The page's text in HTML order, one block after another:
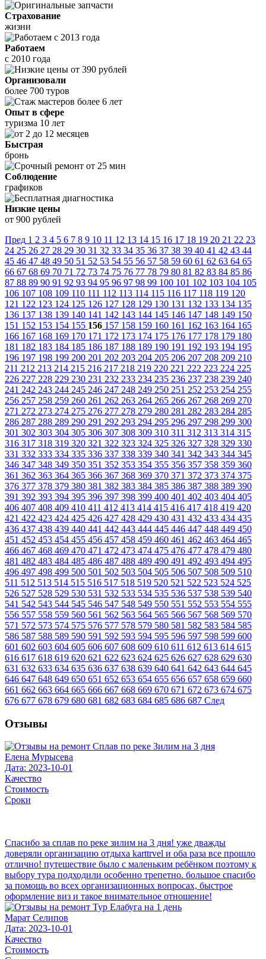
Страхование
жизни
Работаем
с 2010 года
Организовали
более 700 туров
Опыт в сфере
туризма 10 лет
Быстрая
бронь
Соблюдение
графиков
Низкие цены
от 900 рублей
Пред 1 2 3 4 5 6 7 8 9 10 11 12 13 14 15 16 17 18 19 20 21 22 23
24 25 26 27 28 29 30 31 32 33 34 35 36 37 38 39 40 41 42 43 44
45 46 47 48 49 50 51 52 53 54 55 56 57 58 59 60 61 62 63 64 65
66 67 68 69 70 71 72 73 74 75 76 77 78 79 80 81 82 83 84 85 86
87 88 89 90 91 92 93 94 95 96 97 98 99 100 101 102 103 104 105
106 107 108 109 110 111 112 113 114 115 116 117 118 119 120
121 122 123 124 125 126 127 128 129 130 131 132 133 134 135
136 137 138 139 140 141 142 143 144 145 146 147 148 149 150
151 152 153 154 155 156 157 158 159 160 161 162 163 164 165
166 167 168 169 170 171 172 173 174 175 176 177 178 179 180
181 182 183 184 185 186 187 188 189 190 191 192 193 194 195
196 197 198 199 200 201 202 203 204 205 206 207 208 209 210
211 212 213 214 215 216 217 218 219 220 221 222 223 224 225
226 227 228 229 230 231 232 233 234 235 236 237 238 239 240
241 242 243 244 245 246 247 248 249 250 251 252 253 254 255
256 257 258 259 260 261 262 263 264 265 266 267 268 269 270
271 272 273 274 275 276 277 278 279 280 281 282 283 284 285
286 287 288 289 290 291 292 293 294 295 296 297 298 299 300
301 302 303 304 305 306 307 308 309 310 311 312 313 314 315
316 317 318 319 320 321 322 323 324 325 326 327 328 329 330
331 332 333 334 335 336 337 338 339 340 341 342 343 344 345
346 347 348 349 350 351 352 353 354 355 356 357 358 359 360
361 362 363 364 365 366 367 368 369 370 371 372 373 374 375
376 377 378 379 380 381 382 383 384 385 386 387 388 389 390
391 392 393 394 395 396 397 398 399 400 401 402 403 404 405
406 407 408 409 410 411 412 413 414 415 416 417 418 419 420
421 422 423 424 425 426 427 428 429 430 431 432 433 434 435
436 437 438 439 440 441 442 443 444 445 446 447 448 449 450
451 452 453 454 455 456 457 458 459 460 461 462 463 464 465
466 467 468 469 470 471 472 473 474 475 476 477 478 479 480
481 482 483 484 485 486 487 488 489 490 491 492 493 494 495
496 497 498 499 500 501 502 503 504 505 506 507 508 509 510
511 512 513 514 515 516 517 518 519 520 521 522 523 524 525
526 527 528 529 530 531 532 533 534 535 536 537 538 539 540
541 542 543 544 545 546 547 548 549 550 551 552 553 554 555
556 557 558 559 560 561 562 563 564 565 566 567 568 569 570
571 572 573 574 575 576 577 578 579 580 581 582 583 584 585
586 587 588 589 590 591 592 593 594 595 596 597 598 599 600
601 602 603 604 605 606 607 608 609 610 611 612 613 614 615
616 617 618 619 620 621 622 623 624 625 626 627 628 629 630
631 632 633 634 635 636 637 638 639 640 641 642 643 644 645
646 647 648 649 650 651 652 653 654 655 656 657 658 659 660
661 662 663 664 665 666 667 668 669 670 671 672 673 674 675
676 677 678 679 680 681 682 683 684 685 686 687 След
Отзывы
Елена Мурысева
Дата: 2023-10-01
Качество
Стоимость
Сроки
Спасибо за сплав по реке зилим на 3 дня! уже дважды
доверяли организацию отдыха karttrvel и оба раза все прошло
отлично! путешествие было с маленьким ребёнком поэтому к
выбору тура подходили особенно трепетно. большое спасибо
за помощь во всех организационных вопросах, быстрое
оформление виз и такое внимательное отношение!
Марат Селипов
Дата: 2023-10-01
Качество
Стоимость